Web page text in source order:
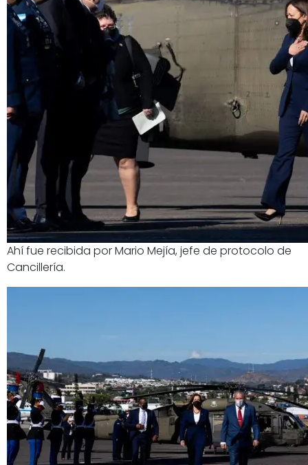
Ahí fue recibida por Mario Mejía, jefe de protocolo de
Cancillería.